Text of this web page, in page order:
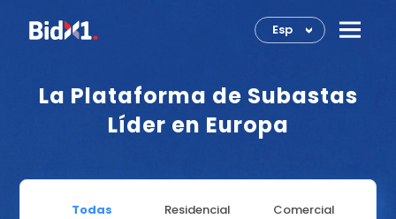
Esp >
La Plataforma de Subastas
Líder en Europa
Todas Residencial Comercial